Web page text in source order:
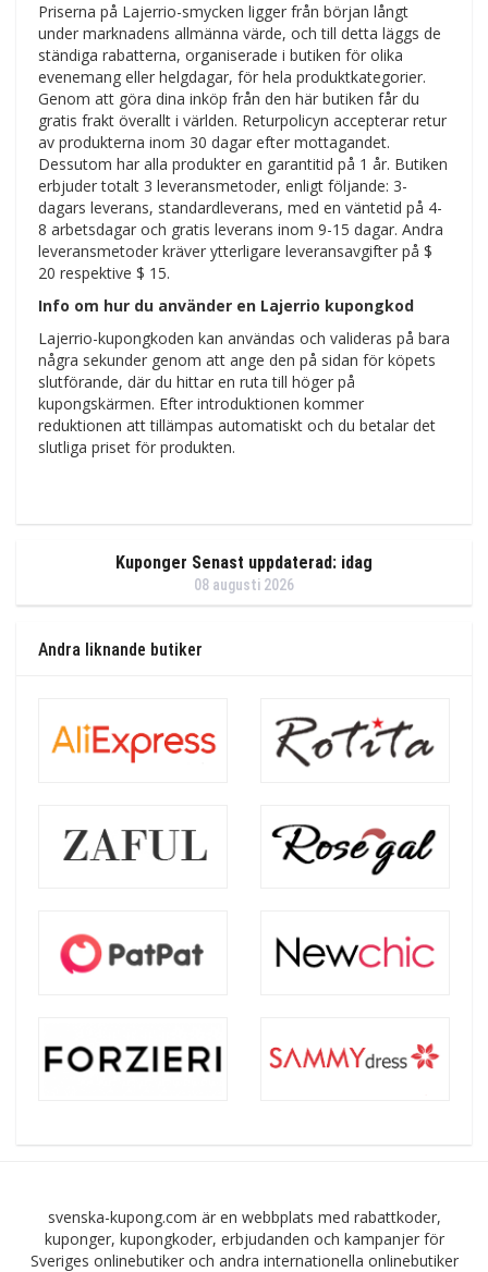
Priserna på Lajerrio-smycken ligger från början långt
under marknadens allmänna värde, och till detta läggs de
ständiga rabatterna, organiserade i butiken för olika
evenemang eller helgdagar, för hela produktkategorier.
Genom att göra dina inköp från den här butiken får du
gratis frakt överallt i världen. Returpolicyn accepterar retur
av produkterna inom 30 dagar efter mottagandet.
Dessutom har alla produkter en garantitid på 1 år. Butiken
erbjuder totalt 3 leveransmetoder, enligt följande: 3-
dagars leverans, standardleverans, med en väntetid på 4-
8 arbetsdagar och gratis leverans inom 9-15 dagar. Andra
leveransmetoder kräver ytterligare leveransavgifter på $
20 respektive $ 15.
Info om hur du använder en Lajerrio kupongkod
Lajerrio-kupongkoden kan användas och valideras på bara
några sekunder genom att ange den på sidan för köpets
slutförande, där du hittar en ruta till höger på
kupongskärmen. Efter introduktionen kommer
reduktionen att tillämpas automatiskt och du betalar det
slutliga priset för produkten.
Kuponger Senast uppdaterad: idag
08 augusti 2026
Andra liknande butiker
svenska-kupong.com är en webbplats med rabattkoder,
kuponger, kupongkoder, erbjudanden och kampanjer för
Sveriges onlinebutiker och andra internationella onlinebutiker